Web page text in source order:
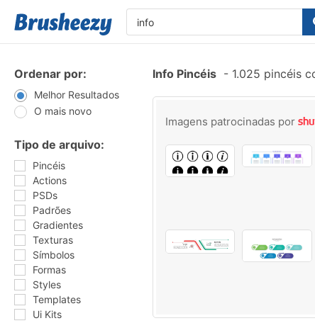
Ordenar por:
Melhor Resultados
O mais novo
Tipo de arquivo:
Pincéis
Actions
PSDs
Padrões
Gradientes
Texturas
Símbolos
Formas
Styles
Templates
Ui Kits
Info Pincéis - 1.025 pincéis
Imagens patrocinadas por